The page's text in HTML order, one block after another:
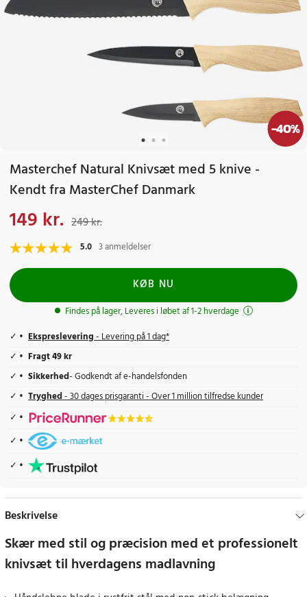
-40%
Masterchef Natural Knivsæt med 5 knive -
Kendt fra MasterChef Danmark
Nuværende pris
149 kr. 249 kr.
5.0 3 anmeldelser
KØB NU
Findes på lager, Leveres i løbet af 1-2 hverdage
Ekspreslevering- Levering på 1 dag*
Fragt 49 kr
Sikkerhed- Godkendt af e-handelsfonden
Tryghed- 30 dages prisgaranti - Over 1 million tilfredse kunder
Beskrivelse
Skær med stil og præcision med et professionelt
knivsæt til hverdagens madlavning